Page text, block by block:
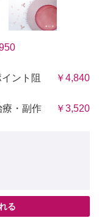
脈が疑われた！
性低血圧が疑われた！
る心室頻拍が疑われた！
）による肺障害が疑われ
性
準
薬）によるショッ
ント阻
￥4,840
療・副作
￥3,520
る